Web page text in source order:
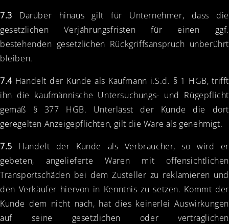
7.3 Darüber hinaus gilt für Unternehmer, dass die
gesetzlichen Verjährungsfristen für einen ggf.
bestehenden gesetzlichen Rückgriffsanspruch unberührt
bleiben.
7.4Handelt der Kunde als Kaufmann i.S.d. § 1 HGB, trifft
ihn die kaufmännische Untersuchungs- und Rügepflicht
gemäß § 377 HGB. Unterlässt der Kunde die dort
geregelten Anzeigepflichten, gilt die Ware als genehmigt.
7.5 Handelt der Kunde als Verbraucher, so wird er
gebeten, angelieferte Waren mit offensichtlichen
Transportschäden bei dem Zusteller zu reklamieren und
den Verkäufer hiervon in Kenntnis zu setzen. Kommt der
Kunde dem nicht nach, hat dies keinerlei Auswirkungen
auf seine gesetzlichen oder vertraglichen